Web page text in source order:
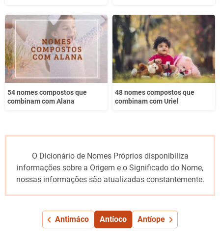
54 nomes compostos que
combinam com Alana
48 nomes compostos que
combinam com Uriel
O Dicionário de Nomes Próprios disponibiliza
informações sobre a Origem e o Significado do Nome,
nossas informações são atualizadas constantemente.
Antimáco Antíoco Antíope